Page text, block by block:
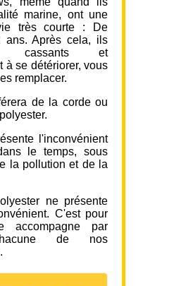
marine, ont une
très courte : De
ans. Après cela, ils
cassants et
à se détériorer, vous
remplacer.
de la corde ou
l'inconvénient
le temps, sous
la pollution et de la
ne présente
C'est pour
accompagne par
de nos